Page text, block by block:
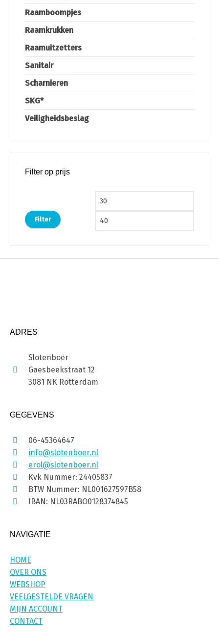
Raamboompjes
Raamkrukken
Raamuitzetters
Sanitair
Scharnieren
SKG*
Veiligheidsbeslag
Filter op prijs
Min. prijs
Filter
ADRES
Slotenboer
Gaesbeekstraat 12
3081 NK Rotterdam
GEGEVENS
06-45364647
info@slotenboer.nl
erol@slotenboer.nl
Kvk Nummer: 24405837
BTW Nummer: NL001627597B58
IBAN: NL03RABO0128374845
NAVIGATIE
HOME
OVER ONS
WEBSHOP
VEELGESTELDE VRAGEN
MIJN ACCOUNT
CONTACT